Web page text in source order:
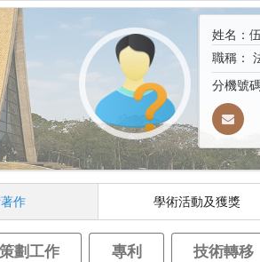
姓名：
職稱：
分機號
作 學術活動及獲獎
策劃工作 專利 技術轉移